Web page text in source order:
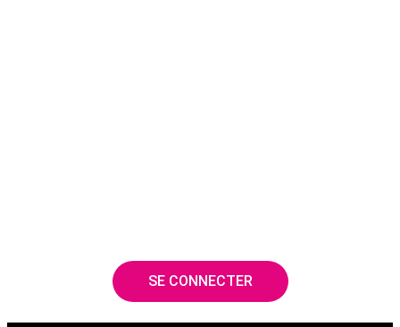
SE CONNECTER